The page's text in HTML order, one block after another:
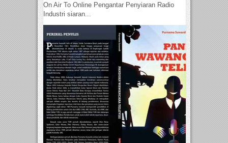
On Air To Online Pengantar Penyiaran Radio
Industri siaran...